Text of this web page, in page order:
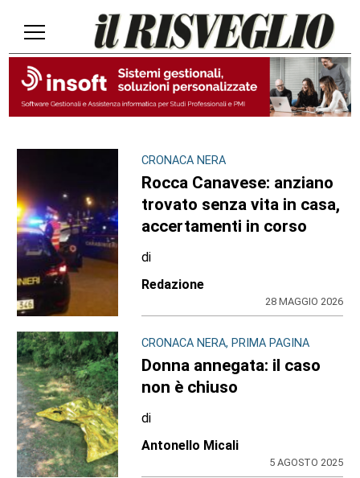
CRONACA NERA
Rocca Canavese: anziano
trovato senza vita in casa,
accertamenti in corso
di
Redazione
28 MAGGIO 2026
CRONACA NERA, PRIMA PAGINA
Donna annegata: il caso
non è chiuso
di
Antonello Micali
5 AGOSTO 2025